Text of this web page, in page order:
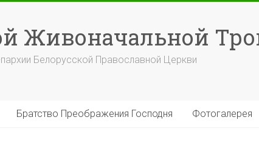
Живоначальной
Белорусской Православной Церкви
Братство Преображения Господня Фотогалерея